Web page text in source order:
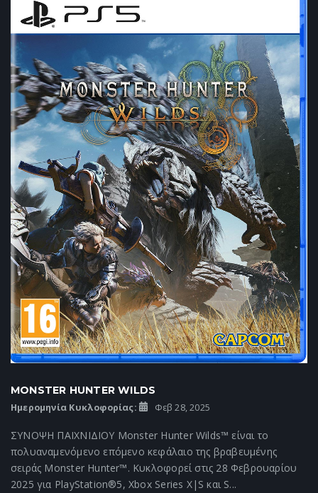
MONSTER HUNTER WILDS
Ημερομηνία Κυκλοφορίας: Φεβ 28, 2025
ΣΥΝΟΨΗ ΠΑΙΧΝΙΔΙΟΥ Monster Hunter Wilds™ είναι το
πολυαναμενόμενο επόμενο κεφάλαιο της βραβευμένης
σειράς Monster Hunter™. Κυκλοφορεί στις 28 Φεβρουαρίου
2025 για PlayStation®5, Xbox Series X|S και S...